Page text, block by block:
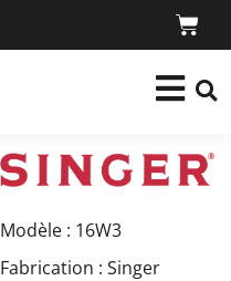
Modèle : 16W3
Fabrication : Singer